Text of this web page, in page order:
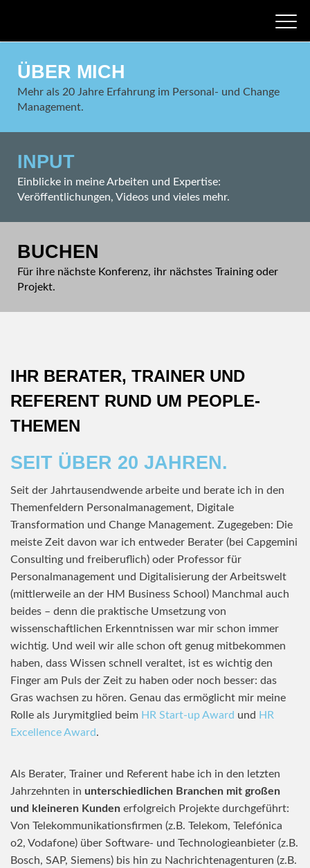
ÜBER MICH
Mehr als 20 Jahre Erfahrung im Personal- und Change
Management.
INPUT
Einblicke in meine Arbeiten und Expertise:
Veröffentlichungen, Videos und vieles mehr.
BUCHEN
Für ihre nächste Konferenz, ihr nächstes Training oder
Projekt.
IHR BERATER, TRAINER UND
REFERENT RUND UM PEOPLE-
THEMEN
SEIT ÜBER 20 JAHREN.
Seit der Jahrtausendwende arbeite und berate ich in den
Themenfeldern Personalmanagement, Digitale
Transformation und Change Management. Zugegeben: Die
meiste Zeit davon war ich entweder Berater (bei Capgemini
Consulting und freiberuflich) oder Professor für
Personalmanagement und Digitalisierung der Arbeitswelt
(mittlerweile an der HM Business School) Manchmal auch
beides – denn die praktische Umsetzung von
wissenschaftlichen Erkenntnissen war mir schon immer
wichtig. Und weil wir alle schon oft genug mitbekommen
haben, dass Wissen schnell veraltet, ist es wichtig den
Finger am Puls der Zeit zu haben oder noch besser: das
Gras wachsen zu hören. Genau das ermöglicht mir meine
Rolle als Jurymitglied beim HR Start-up Award und HR
Excellence Award.
Als Berater, Trainer und Referent habe ich in den letzten
Jahrzehnten in unterschiedlichen Branchen mit großen
und kleineren Kunden erfolgreich Projekte durchgeführt:
Von Telekommunikationsfirmen (z.B. Telekom, Telefónica
o2, Vodafone) über Software- und Technologieanbieter (z.B.
Bosch, SAP, Siemens) bis hin zu Nachrichtenagenturen (z.B.